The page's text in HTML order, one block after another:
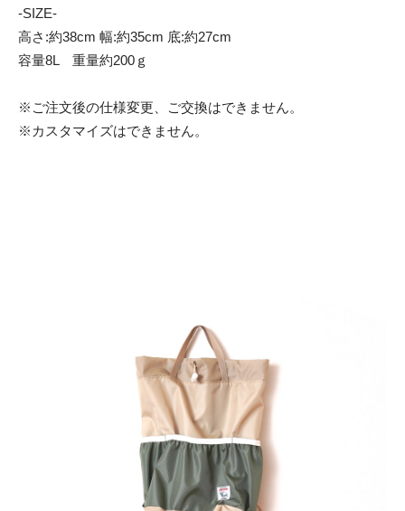
-SIZE-
高さ:約38cm 幅:約35cm 底:約27cm
容量8L 重量約200ｇ
※ご注文後の仕様変更、ご交換はできません。
※カスタマイズはできません。